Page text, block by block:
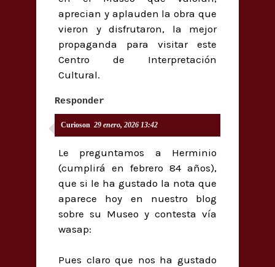
aprecian y aplauden la obra que
vieron y disfrutaron, la mejor
propaganda para visitar este
Centro de Interpretación
Cultural.
Responder
Curioson 29 enero, 2026 13:42
Le preguntamos a Herminio
(cumplirá en febrero 84 años),
que si le ha gustado la nota que
aparece hoy en nuestro blog
sobre su Museo y contesta vía
wasap:
Pues claro que nos ha gustado